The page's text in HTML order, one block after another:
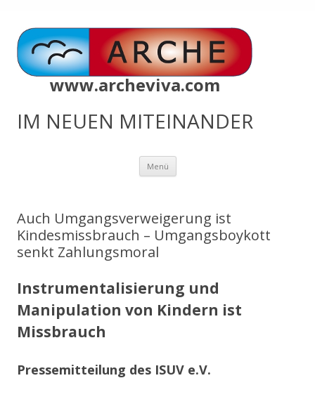
www.archeviva.com
IM NEUEN MITEINANDER
Menü Zum
springen
Auch Umgangsverweigerung ist
Kindesmissbrauch – Umgangsboykott
senkt Zahlungsmoral
Instrumentalisierung und
Manipulation von Kindern ist
Missbrauch
Pressemitteilung des ISUV e.V.